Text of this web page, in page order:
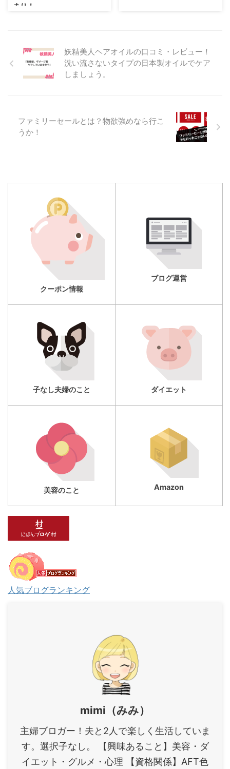
まり！
妖精美人ヘアオイルの口コミ・レビュー！
洗い流さないタイプの日本製オイルでケア
しましょう。
ファミリーセールとは？物欲強めなら行こ
うか！
クーポン情報
ブログ運営
子なし夫婦のこと ダイエット
美容のこと Amazon
人気ブログランキング
mimi（みみ）
主婦ブロガー！夫と2人で楽しく生活していま
す。選択子なし。 【興味あること】美容・ダ
イエット・グルメ・心理 【資格関係】AFT色